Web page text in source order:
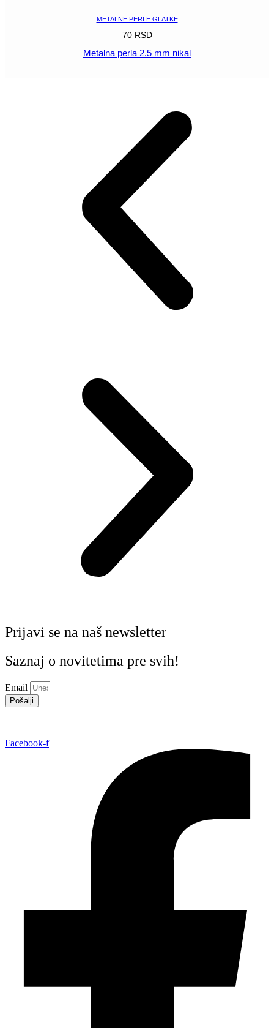
METALNE PERLE GLATKE
70 RSD
Metalna perla 2.5 mm nikal
Prijavi se na naš newsletter
Saznaj o novitetima pre svih!
Email
Pošalji
Facebook-f